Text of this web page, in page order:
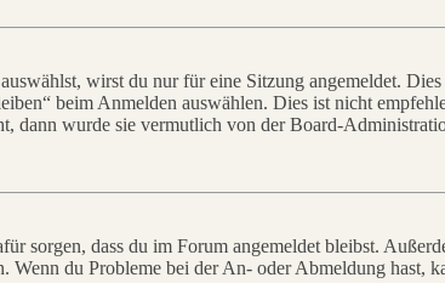
wirst du nur für eine Sitzung angemeldet.
beim Anmelden auswählen. Dies ist nicht
dann wurde sie vermutlich von der Board-
sorgen, dass du im Forum angemeldet bleibst.
du Probleme bei der An- oder Abmeldung hast,